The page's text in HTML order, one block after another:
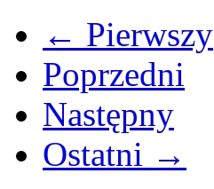
← Pierwszy
Poprzedni
Następny
Ostatni →